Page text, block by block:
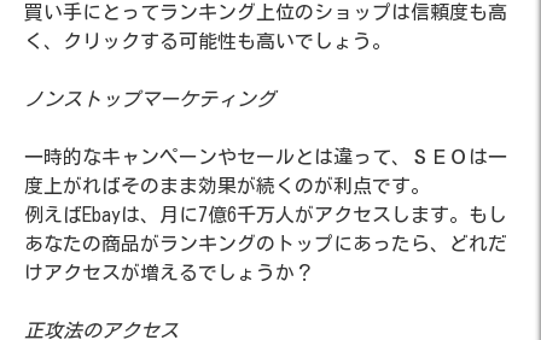
買い手にとってランキング上位のショップは信頼度も高
く、クリックする可能性も高いでしょう。
ノンストップマーケティング
一時的なキャンペーンやセールとは違って、ＳＥＯは一
度上がればそのまま効果が続くのが利点です。
例えばEbayは、月に7億6千万人がアクセスします。もし
あなたの商品がランキングのトップにあったら、どれだ
けアクセスが増えるでしょうか？
正攻法のアクセス